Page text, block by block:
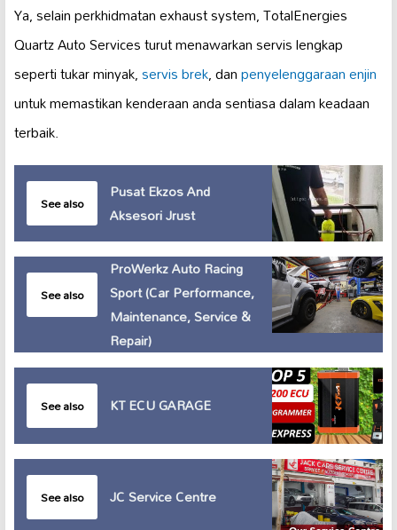
Ya, selain perkhidmatan exhaust system, TotalEnergies
Quartz Auto Services turut menawarkan servis lengkap
seperti tukar minyak,servis brek, danpenyelenggaraan enjin
untuk memastikan kenderaan anda sentiasa dalam keadaan
terbaik.
See also
Pusat Ekzos And
Aksesori Jrust
See also
ProWerkz Auto Racing
Sport (Car Performance,
Maintenance, Service &
Repair)
See also KT ECU GARAGE
See also JC Service Centre